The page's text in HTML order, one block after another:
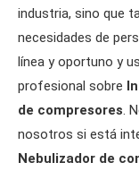
industria, sino que
necesidades de
línea y oportuno y
profesional sobre
de compresores.
nosotros si está
Nebulizador de